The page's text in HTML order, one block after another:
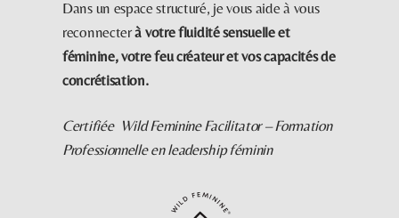
Dans un espace structuré, je vous aide à vous
reconnecterà votre fluidité sensuelle et
féminine, votre feu créateur et vos capacités de
concrétisation.
Certifiée Wild Feminine Facilitator – Formation
Professionnelle en leadership féminin